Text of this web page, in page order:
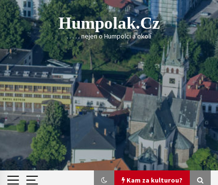
Skip
to
content
Humpolak.cz
. . . . . nejen o Humpolci a okolí
Kam za kulturou?